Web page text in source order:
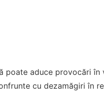
poate aduce provocări
cu dezamăgiri în